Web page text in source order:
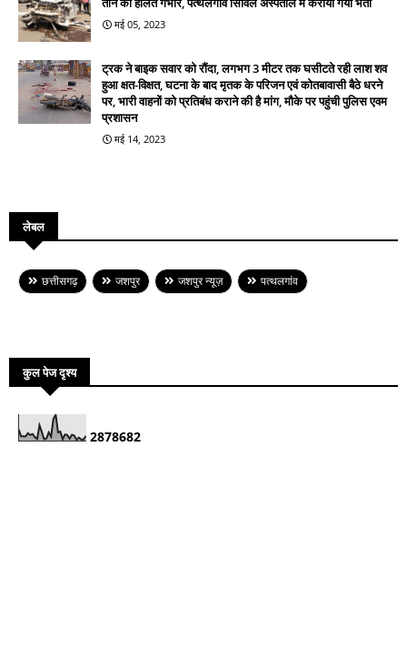
मई 05, 2023
ट्रक ने बाइक सवार को रौंदा, लगभग 3 मीटर तक घसीटते रही लाश शव
हुआ क्षत-विक्षत, घटना के बाद मृतक के परिजन एवं कोतबावासी बैठे धरने
पर, भारी वाहनों को प्रतिबंध कराने की है मांग, मौके पर पहुंची पुलिस एवम
प्रशासन
मई 14, 2023
लेबल
छत्तीसगढ़ जशपुर जशपुर न्यूज़ पत्थलगांव
कुल पेज दृश्य
2878682